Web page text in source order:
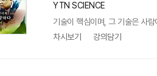
YTN SCIENCE
기술이 핵심이며, 그 기술은 사
차시보기
강의담기